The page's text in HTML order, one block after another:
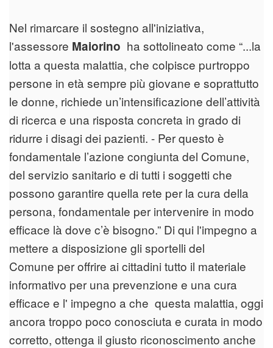
Nel rimarcare il sostegno all'iniziativa,
l'assessore Maiorino ha sottolineato come “...la
lotta a questa malattia, che colpisce purtroppo
persone in età sempre più giovane e soprattutto
le donne, richiede un’intensificazione dell’attività
di ricerca e una risposta concreta in grado di
ridurre i disagi dei pazienti. - Per questo è
fondamentale l’azione congiunta del Comune,
del servizio sanitario e di tutti i soggetti che
possono garantire quella rete per la cura della
persona, fondamentale per intervenire in modo
efficace là dove c’è bisogno.” Di qui l'impegno a
mettere a disposizione gli sportelli del
Comune per offrire ai cittadini tutto il materiale
informativo per una prevenzione e una cura
efficace e l' impegno a che questa malattia, oggi
ancora troppo poco conosciuta e curata in modo
corretto, ottenga il giusto riconoscimento anche